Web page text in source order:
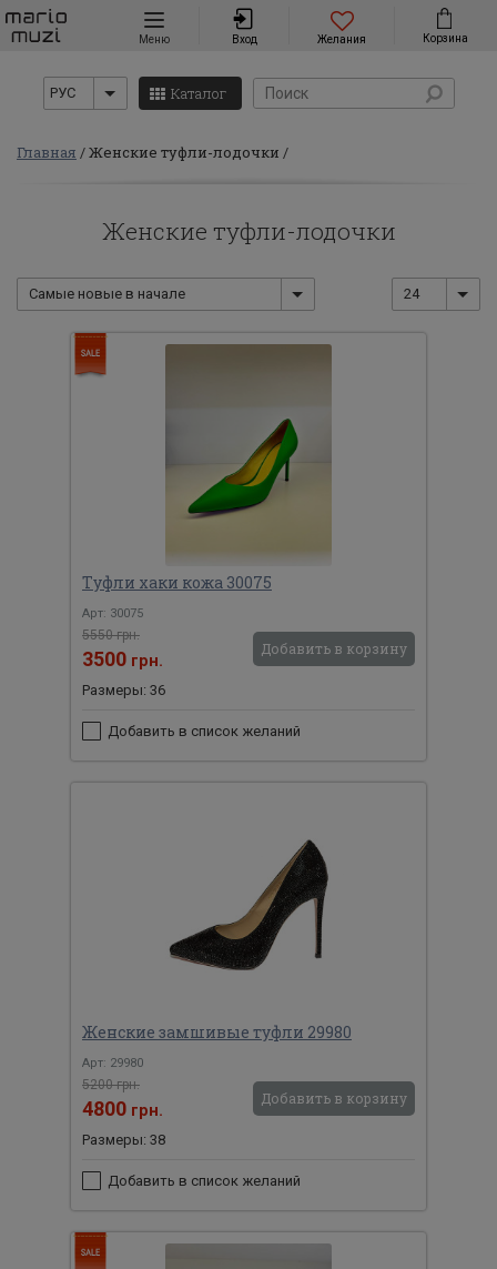
Навигация
Меню Вход Желания Корзина
РУС Каталог
Главная Женские туфли-лодочки
Женские туфли-лодочки
Самые новые в начале 24
Туфли хаки кожа 30075
Арт: 30075
5550 грн.
3500 грн.
Добавить в корзину
Размеры: 36
Добавить в список желаний
Женские замшивые туфли 29980
Арт: 29980
5200 грн.
4800 грн.
Добавить в корзину
Размеры: 38
Добавить в список желаний